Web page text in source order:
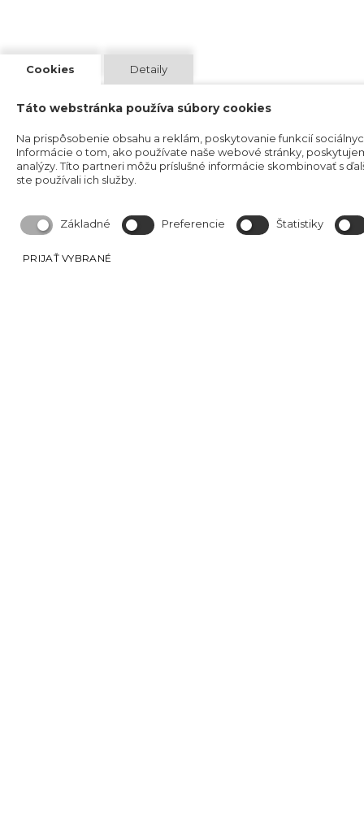
Cookies Detaily
Táto webstránka používa súbory cookies
Na prispôsobenie obsahu a reklám, poskytovanie funkcií
Informácie o tom, ako používate naše webové stránky,
analýzy. Títo partneri môžu príslušné informácie skombinovať s
ste používali ich služby.
Základné Preferencie Štatistiky
PRIJAŤ VYBRANÉ